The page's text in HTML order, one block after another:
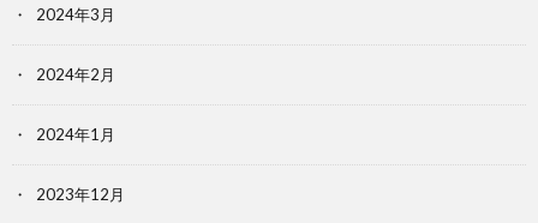
2024年3月
2024年2月
2024年1月
2023年12月